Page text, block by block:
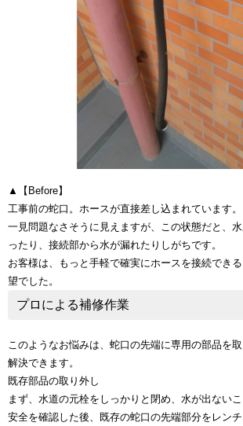
▲【Before】
工事前の蛇口。ホースが直接差し込まれています。
一見問題なさそうに見えますが、この状態だと、
ったり、接続部から水が漏れたりしがちです。
お客様は、もっと手軽で確実にホースを接続でき
望でした。
プロによる補修作業
このようなお悩みは、蛇口の先端に専用の部品を
解決できます。
既存部品の取り外し
まず、水道の元栓をしっかりと閉め、水が出ないこ
安全を確認した後、既存の蛇口の先端部分をレン